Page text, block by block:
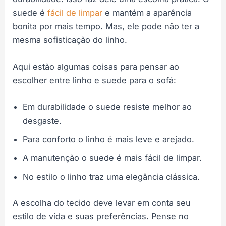
suede éfácil de limpar e mantém a aparência
bonita por mais tempo. Mas, ele pode não ter a
mesma sofisticação do linho.
Aqui estão algumas coisas para pensar ao
escolher entre linho e suede para o sofá:
Em durabilidade o suede resiste melhor ao
desgaste.
Para conforto o linho é mais leve e arejado.
A manutenção o suede é mais fácil de limpar.
No estilo o linho traz uma elegância clássica.
A escolha do tecido deve levar em conta seu
estilo de vida e suas preferências. Pense no